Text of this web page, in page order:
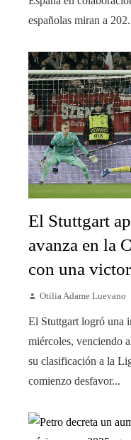
españolas miran a
El Stuttgart
avanza en la
con una
Otilia Adame Luevano
El Stuttgart logró una
miércoles, venciendo
su clasificación a la
comienzo desfavor...